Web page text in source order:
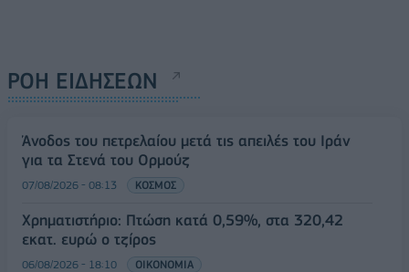
ΡΟΗ ΕΙΔΗΣΕΩΝ
Άνοδος του πετρελαίου μετά τις απειλές του Ιράν
για τα Στενά του Ορμούζ
07/08/2026 - 08:13 ΚΟΣΜΟΣ
Χρηματιστήριο: Πτώση κατά 0,59%, στα 320,42
εκατ. ευρώ ο τζίρος
06/08/2026 - 18:10 ΟΙΚΟΝΟΜΙΑ